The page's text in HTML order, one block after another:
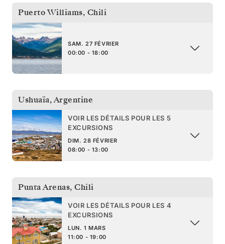
Puerto Williams, Chili
SAM. 27 FÉVRIER
00:00 - 18:00
Ushuaïa,Argentine
VOIR LES DÉTAILS POUR LES 5
EXCURSIONS
DIM. 28 FÉVRIER
08:00 - 13:00
Punta Arenas, Chili
VOIR LES DÉTAILS POUR LES 4
EXCURSIONS
LUN. 1 MARS
11:00 - 19:00